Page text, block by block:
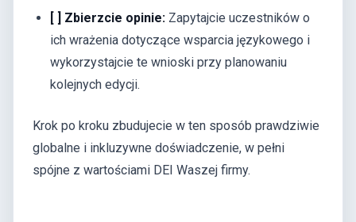
[ ] Zbierzcie opinie: Zapytajcie uczestników o
ich wrażenia dotyczące wsparcia językowego i
wykorzystajcie te wnioski przy planowaniu
kolejnych edycji.
Krok po kroku zbudujecie w ten sposób prawdziwie
globalne i inkluzywne doświadczenie, w pełni
spójne z wartościami DEI Waszej firmy.